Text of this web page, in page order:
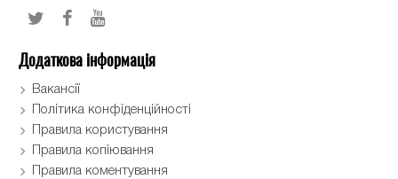
Додаткова інформація
Вакансії
Політика конфіденційності
Правила користування
Правила копіювання
Правила коментування